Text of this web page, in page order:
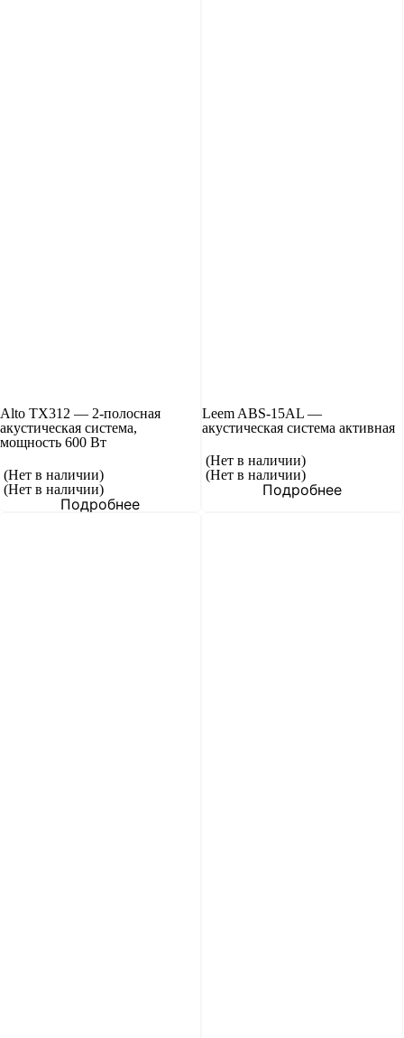
Alto TX312 — 2-полосная
акустическая система,
мощность 600 Вт
(Нет в наличии)
(Нет в наличии)
Подробнее
Leem ABS-15AL —
акустическая система активная
(Нет в наличии)
(Нет в наличии)
Подробнее